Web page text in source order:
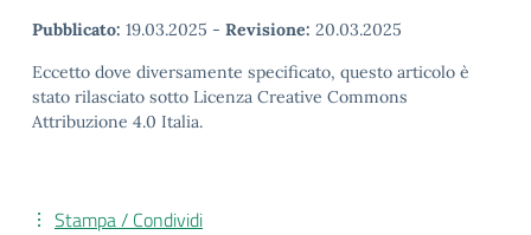
Pubblicato: 19.03.2025 - Revisione: 20.03.2025
Eccetto dove diversamente specificato, questo articolo è
stato rilasciato sotto Licenza Creative Commons
Attribuzione 4.0 Italia.
Stampa / Condividi